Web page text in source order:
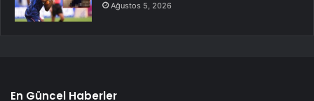
Ağustos 5, 2026
En Güncel Haberler